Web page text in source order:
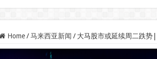
Home / 马来西亚新闻 / 大马股市或延续周二跌势